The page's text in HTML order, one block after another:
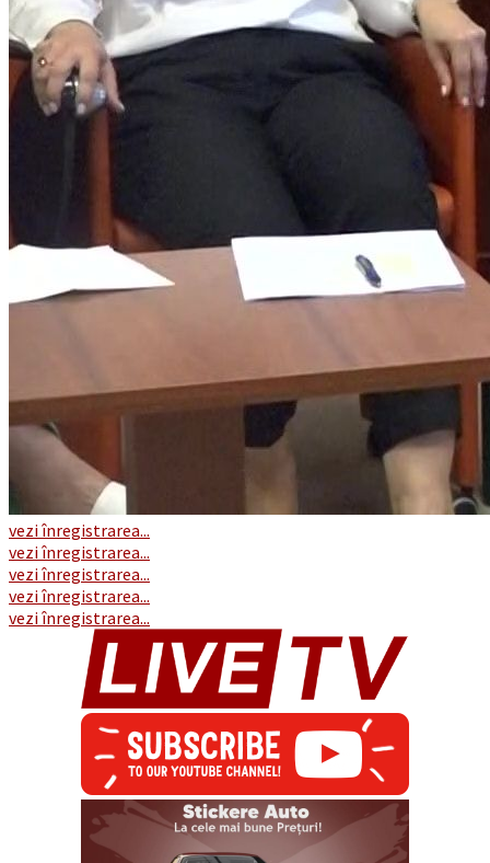
vezi înregistrarea...
vezi înregistrarea...
vezi înregistrarea...
vezi înregistrarea...
vezi înregistrarea...